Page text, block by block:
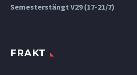
Semesterstängt V29 (17-21/7)
FRAKT